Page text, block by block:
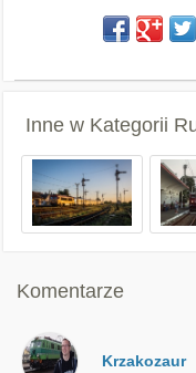
Inne w Kategorii
Komentarze
Krzakozaur